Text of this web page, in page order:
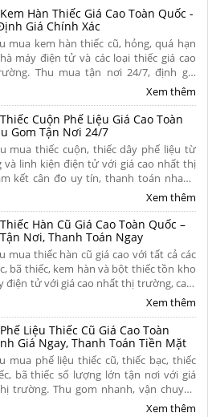
Hàn Thiếc Giá Cao Toàn Quốc -
Giá Chính Xác
mua kem hàn thiếc cũ, hỏng, quá hạn
tử và các loại thiếc giá cao
Thu mua tận nơi 24/7, định giá
theo hàm lượng thiếc, thanh toán
Xem thêm
Cuộn Phế Liệu Giá Cao Toàn
Gom Tận Nơi 24/7
mua thiếc cuộn, thiếc dây phế liệu từ
và linh kiện điện tử với giá cao nhất thị
kết cân đo uy tín, thanh toán nhanh
chuyển tận nơi và chiết khấu hoa hồng
Xem thêm
Hàn Cũ Giá Cao Toàn Quốc –
Nơi, Thanh Toán Ngay
mua thiếc hàn cũ giá cao với tất cả các
bã thiếc, kem hàn và bột thiếc tồn kho
điện tử với giá cao nhất thị trường, cam
minh bạch, bốc xếp tận nơi và thanh
Xem thêm
Liệu Thiếc Cũ Giá Cao Toàn
Giá Ngay, Thanh Toán Tiền Mặt
mua phế liệu thiếc cũ, thiếc bạc, thiếc
bã thiếc số lượng lớn tận nơi với giá
trường. Thu gom nhanh, vận chuyển
thanh toán liền tay và có hoa hồng cao
Xem thêm